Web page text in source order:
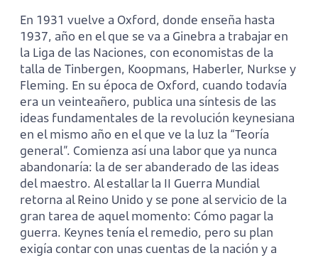
En 1931 vuelve a Oxford, donde enseña hasta
1937, año en el que se va a Ginebra a trabajar en
la Liga de las Nacio­nes, con economistas de la
talla de Tinbergen, Koopmans, Haberler, Nurkse y
Fleming. En su época de Oxford, cuando todavía
era un veinteañero, publica una síntesis de las
ideas fundamentales de la revolución keynesiana
en el mismo año en el que ve la luz la “Teoría
gene­ral”. Comienza así una labor que ya nunca
abandonaría: la de ser abanderado de las ideas
del maestro. Al estallar la II Guerra Mundial
retorna al Reino Unido y se pone al servicio de la
gran tarea de aquel momento: Cómo pagar la
guerra. Keynes tenía el remedio, pero su plan
exigía contar con unas cuentas de la nación y a